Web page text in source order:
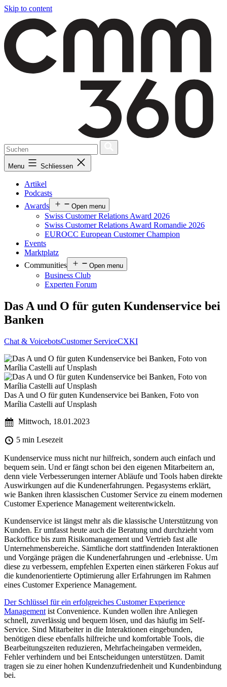
Skip to content
Menu Schliessen
Artikel
Podcasts
Awards
Open menu
Swiss Customer Relations Award 2026
Swiss Customer Relations Award Romandie 2026
EUROCC European Customer Champion
Events
Marktplatz
Communities
Open menu
Business Club
Experten Forum
Das A und O für guten Kundenservice bei
Banken
Chat & VoicebotsCustomer ServiceCXKI
Das A und O für guten Kundenservice bei Banken, Foto von
Marília Castelli auf Unsplash
Mittwoch, 18.01.2023
5 min Lesezeit
Kundenservice muss nicht nur hilfreich, sondern auch einfach und
bequem sein. Und er fängt schon bei den eigenen Mitarbeitern an,
denn viele Verbesserungen interner Abläufe und Tools haben direkte
Auswirkungen auf die Kundenerfahrungen. Pegasystems erklärt,
wie Banken ihren klassischen Customer Service zu einem modernen
Customer Experience Management weiterentwickeln.
Kundenservice ist längst mehr als die klassische Unterstützung von
Kunden. Er umfasst heute auch die Beratung und durchzieht vom
Backoffice bis zum Risikomanagement und Vertrieb fast alle
Unternehmensbereiche. Sämtliche dort stattfindenden Interaktionen
und Vorgänge prägen die Kundenerfahrungen und -erlebnisse. Um
diese zu verbessern, empfehlen Experten einen stärkeren Fokus auf
die kundenorientierte Optimierung aller Erfahrungen im Rahmen
eines Customer Experience Management.
Der Schlüssel für ein erfolgreiches Customer Experience
Management ist Convenience. Kunden wollen ihre Anliegen
schnell, zuverlässig und bequem lösen, und das häufig im Self-
Service. Sind Mitarbeiter in die Interaktionen eingebunden,
benötigen diese ebenfalls hilfreiche und komfortable Tools, die
Bearbeitungszeiten reduzieren, Mehrfacheingaben vermeiden,
Fehler verhindern und bei Entscheidungen unterstützen. Damit
tragen sie zu einer hohen Kundenzufriedenheit und Kundenbindung
bei.